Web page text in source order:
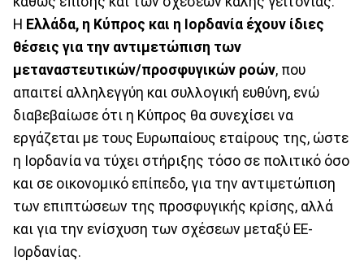
Η Ελλάδα, η Κύπρος και η Ιορδανία έχουν ίδιες
θέσεις για την αντιμετώπιση των
μεταναστευτικών/προσφυγικών ροών, που
απαιτεί αλληλεγγύη και συλλογική ευθύνη, ενώ
διαβεβαίωσε ότι η Κύπρος θα συνεχίσει να
εργάζεται με τους Ευρωπαίους εταίρους της, ώστε
η Ιορδανία να τύχει στήριξης τόσο σε πολιτικό όσο
και σε οικονομικό επίπεδο, για την αντιμετώπιση
των επιπτώσεων της προσφυγικής κρίσης, αλλά
και για την ενίσχυση των σχέσεων μεταξύ ΕΕ-
Ιορδανίας.